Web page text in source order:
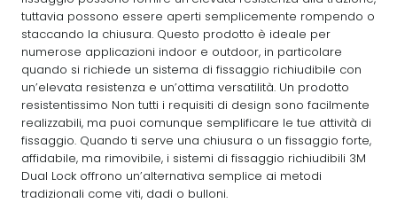
tuttavia possono essere aperti semplicemente rompendo o
staccando la chiusura. Questo prodotto è ideale per
numerose applicazioni indoor e outdoor, in particolare
quando si richiede un sistema di fissaggio richiudibile con
un’elevata resistenza e un’ottima versatilità. Un prodotto
resistentissimo Non tutti i requisiti di design sono facilmente
realizzabili, ma puoi comunque semplificare le tue attività di
fissaggio. Quando ti serve una chiusura o un fissaggio forte,
affidabile, ma rimovibile, i sistemi di fissaggio richiudibili 3M
Dual Lock offrono un’alternativa semplice ai metodi
tradizionali come viti, dadi o bulloni.